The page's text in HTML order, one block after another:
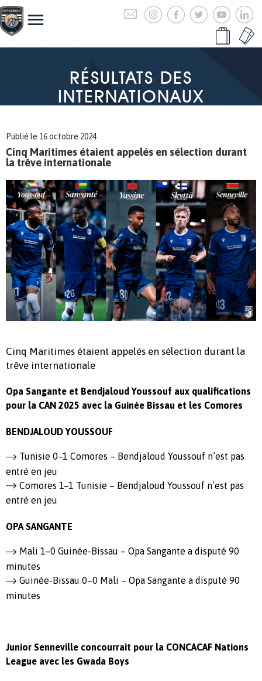
RÉSULTATS DES
INTERNATIONAUX
Publié le 16 octobre 2024
Cinq Maritimes étaient appelés en sélection durant
la trêve internationale
Cinq Maritimes étaient appelés en sélection durant la
trêve internationale
Opa Sangante et Bendjaloud Youssouf aux qualifications
pour la CAN 2025 avec la Guinée Bissau et les Comores
BENDJALOUD YOUSSOUF
Tunisie 0–1 Comores – Bendjaloud Youssouf n’est pas
entré en jeu
Comores 1–1 Tunisie – Bendjaloud Youssouf n’est pas
entré en jeu
OPA SANGANTE
Mali 1–0 Guinée-Bissau – Opa Sangante a disputé 90
minutes
Guinée-Bissau 0–0 Mali – Opa Sangante a disputé 90
minutes
Junior Senneville concourrait pour la CONCACAF Nations
League avec les Gwada Boys